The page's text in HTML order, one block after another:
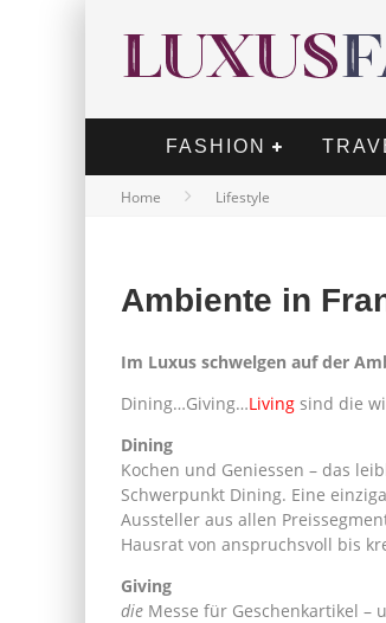
FASHION
Home Lifestyle
Ambiente in
Im Luxus schwelgen auf der
Dining…Giving…Living sind die
Dining
Kochen und Geniessen – das
Schwerpunkt Dining. Eine
Aussteller aus allen
Hausrat von anspruchsvoll bis
Giving
die Messe für Geschenkartikel –